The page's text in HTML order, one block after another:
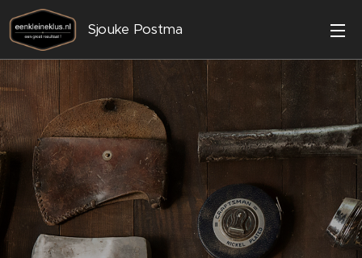
Sjouke Postma